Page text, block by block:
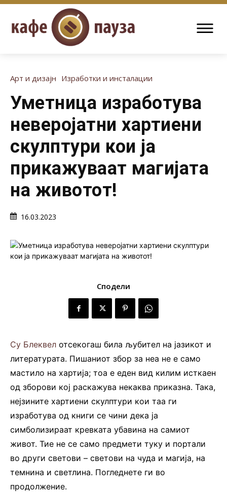
Арт и дизајн Изработки и инсталации
Уметница изработува
неверојатни хартиени
скулптури кои ја
прикажуваат магијата
на животот!
16.03.2023
Сподели
Су Блеквел отсекогаш била љубител на јазикот и
литературата. Пишаниот збор за неа не е само
мастило на хартија; тоа е еден вид килим исткаен
од зборови кој раскажува некаква приказна. Така,
нејзините хартиени скулптури кои таа ги
изработува од книги се чини дека ја
симболизираат кревката убавина на самиот
живот. Тие не се само предмети туку и портали
во други светови – светови на чуда и магија, на
темнина и светлина. Погледнете ги во
продолжение.